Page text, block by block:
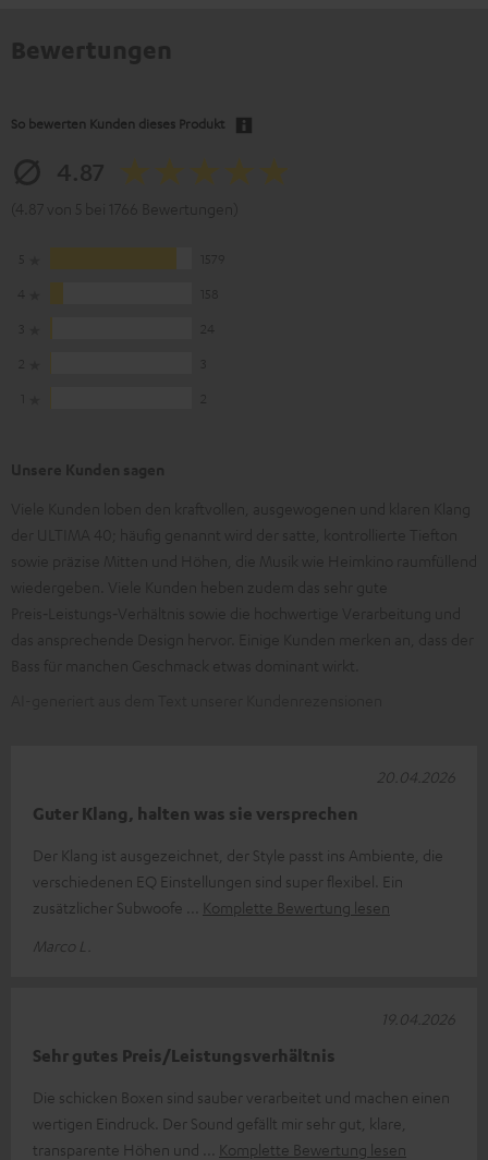
So bewerten Kunden dieses Produkt
Guter Klang, halten was sie versprechen
Der Klang ist ausgezeichnet, der Style passt ins Ambiente, die
verschiedenen EQ Einstellungen sind super flexibel. Ein
zusätzlicher Subwoofe
Komplette Bewertung lesen
Marco L.
20.04.2026
Sehr gutes Preis/Leistungsverhältnis
Die schicken Boxen sind sauber verarbeitet und machen einen
wertigen Eindruck. Der Sound gefällt mir sehr gut, klare,
transparente Höhen und
Komplette Bewertung lesen
19.04.2026